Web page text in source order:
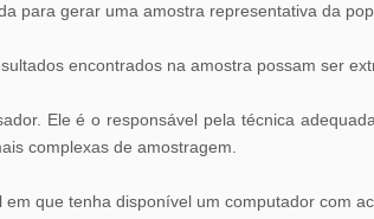
para gerar uma amostra representativa da
encontrados na amostra possam ser
Ele é o responsável pela técnica
complexas de amostragem.
em que tenha disponível um computador com